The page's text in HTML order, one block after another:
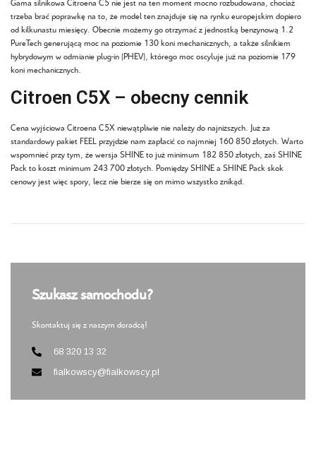
Szukasz samochodu?
Skontaktuj się z naszym doradcą!
68 320 13 32
fialkowscy@fialkowscy.pl
trzeba brać poprawkę na to, że model ten znajduje się na rynku europejskim dopiero
od kilkunastu miesięcy. Obecnie możemy go otrzymać z jednostką benzynową 1.2
PureTech generującą moc na poziomie 130 koni mechanicznych, a także silnikiem
hybrydowym w odmianie plug-in (PHEV), którego moc oscyluje już na poziomie 179
koni mechanicznych.
Citroen C5X – obecny cennik
Cena wyjściowa Citroena C5X niewątpliwie nie należy do najniższych. Już za
standardowy pakiet FEEL przyjdzie nam zapłacić co najmniej 160 850 złotych. Warto
wspomnieć przy tym, że wersja SHINE to już minimum 182 850 złotych, zaś SHINE
Pack to koszt minimum 243 700 złotych. Pomiędzy SHINE a SHINE Pack skok
cenowy jest więc spory, lecz nie bierze się on mimo wszystko znikąd.